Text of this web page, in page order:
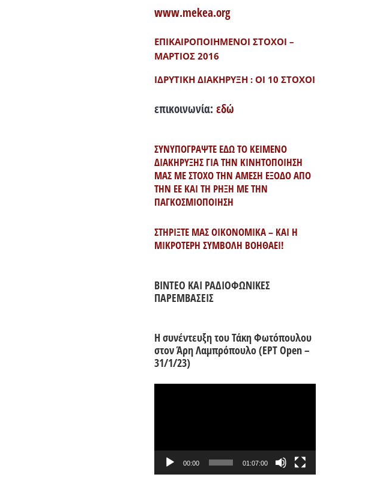
www.mekea.org
ΕΠΙΚΑΙΡΟΠΟΙΗΜΕΝΟΙ ΣΤΟΧΟΙ –
ΜΑΡΤΙΟΣ 2016
ΙΔΡΥΤΙΚΗ ΔΙΑΚΗΡΥΞΗ : ΟΙ 10 ΣΤΟΧΟΙ
επικοινωνία: εδώ
ΣΥΝΥΠΟΓΡΑΨΤΕ ΕΔΩ ΤΟ ΚΕΙΜΕΝΟ
ΔΙΑΚΗΡΥΞΗΣ ΓΙΑ ΤΗΝ ΚΙΝΗΤΟΠΟΙΗΣΗ
ΜΑΣ ΜΕ ΣΤΟΧΟ ΤΗΝ ΑΜΕΣΗ ΕΞΟΔΟ ΑΠΟ
ΤΗΝ ΕΕ ΚΑΙ ΤΗ ΡΗΞΗ ΜΕ ΤΗΝ
ΠΑΓΚΟΣΜΙΟΠΟΙΗΣΗ
ΣΤΗΡΙΞΤΕ ΜΑΣ ΟΙΚΟΝΟΜΙΚΑ – ΚΑΙ Η
ΜΙΚΡΟΤΕΡΗ ΣΥΜΒΟΛΗ ΒΟΗΘΑΕΙ!
ΒΙΝΤΕΟ ΚΑΙ ΡΑΔΙΟΦΩΝΙΚΕΣ
ΠΑΡΕΜΒΑΣΕΙΣ
Η συνέντευξη του Τάκη Φωτόπουλου
στον Άρη Λαμπρόπουλο (ΕΡΤ Open –
31/1/23)
00:00 01:07:00